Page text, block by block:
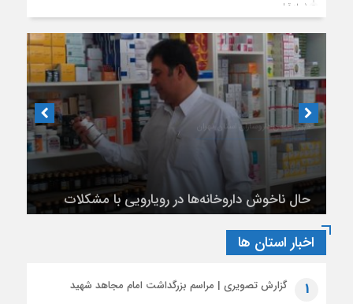
1 ماه قبل
متن کامل پیام آیت‌الله اعرافی مدیر حوزه های علمیه کشور به
مناسبت فرا رسیدن ماه محرم الحرام
1 ماه قبل
بیانیه آیت‌الله محمود رجبی دربارۀ «مذاکرات پایان جنگ با آمریکا
و تفاهم‌نامۀ آتش بس»
1 ماه قبل
تشریح محورهای عملیات تبلیغ محرم توسط سخنگوی قرارگاه بلاغ
مبین حوزه
دبیر انجمن داروسازان استان تهران
حال ناخوش داروخانه‌ها در رویارویی با مشکلات
مالی
اخبار استان ها
1 گزارش تصویری | مراسم بزرگداشت امام مجاهد شهید